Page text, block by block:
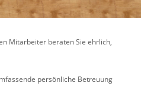
Mitarbeiter beraten Sie ehrlich,
persönliche Betreuung